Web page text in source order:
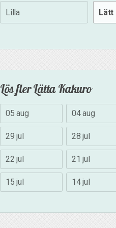
Lilla Lätt
Lös fler Lätta Kakuro
05 aug 04 aug
29 jul 28 jul
22 jul 21 jul
15 jul 14 jul